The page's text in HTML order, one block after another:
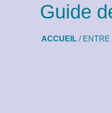
Guide
ACCUEIL / ENTRE